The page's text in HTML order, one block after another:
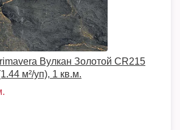
Вулкан Золотой CR215
м²/уп), 1 кв.м.